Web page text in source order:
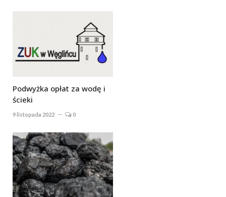
Podwyżka opłat za wodę i
ścieki
9 listopada 2022 0